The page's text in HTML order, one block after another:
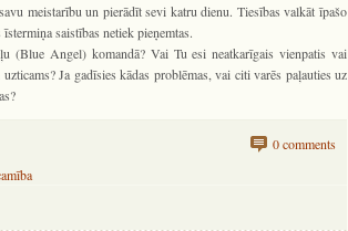
meistarību un pierādīt sevi katru dienu. Tiesības valkāt īpašo
saistības netiek pieņemtas.
(Blue Angel) komandā? Vai Tu esi neatkarīgais vienpatis vai
Ja gadīsies kādas problēmas, vai citi varēs paļauties uz
0 comments